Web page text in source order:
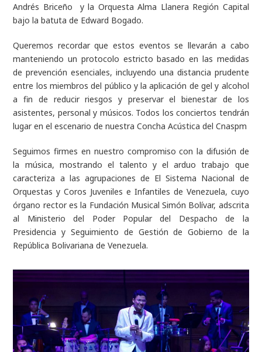
Andrés Briceño y la Orquesta Alma Llanera Región Capital
bajo la batuta de Edward Bogado.
Queremos recordar que estos eventos se llevarán a cabo
manteniendo un protocolo estricto basado en las medidas
de prevención esenciales, incluyendo una distancia prudente
entre los miembros del público y la aplicación de gel y alcohol
a fin de reducir riesgos y preservar el bienestar de los
asistentes, personal y músicos. Todos los conciertos tendrán
lugar en el escenario de nuestra Concha Acústica del Cnaspm
Seguimos firmes en nuestro compromiso con la difusión de
la música, mostrando el talento y el arduo trabajo que
caracteriza a las agrupaciones de El Sistema Nacional de
Orquestas y Coros Juveniles e Infantiles de Venezuela, cuyo
órgano rector es la Fundación Musical Simón Bolívar, adscrita
al Ministerio del Poder Popular del Despacho de la
Presidencia y Seguimiento de Gestión de Gobierno de la
República Bolivariana de Venezuela.